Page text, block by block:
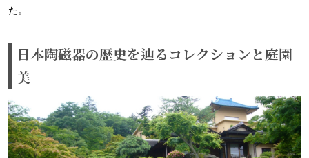
た。
日本陶磁器の歴史を辿るコレクションと庭園
美